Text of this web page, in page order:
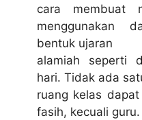
cara membuat
menggunakan
bentuk ujaran
alamiah seperti
hari. Tidak ada
ruang kelas
fasih, kecuali